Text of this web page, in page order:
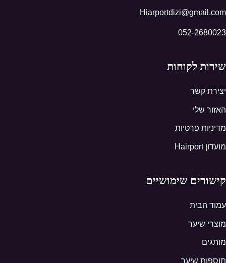
Hiarportdizi@gmail.com
052-2680023
שירות לקוחות
יצירת קשר
האזור שלי
מדיניות פרטיות
מועדון Hairport
קישורים שימושיים
עמוד הבית
מוצרי שיער
מותגים
תוספות שיער